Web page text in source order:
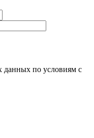
данных по условиям с